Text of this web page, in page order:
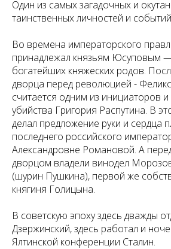
Один из самых загадочных и
таинственных личностей и
Во времена императорского
принадлежал князьям Юсуповым
богатейших княжеских родов.
дворца перед революцией -
считается одним из инициаторов
убийства Григория Распутина. В
делал предложение руки и сердца
последнего российского
Александровне Романовой. А
дворцом владели винодел
(шурин Пушкина), первой же
княгиня Голицына.
В советскую эпоху здесь дважды
Дзержинский, здесь работал и
Ялтинской конференции Сталин.